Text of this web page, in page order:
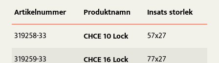
Artikelnummer Produktnamn
Insats storlek
319258-33
CHCE 10 Lock
57x27
319259-33
CHCE 16 Lock
77x27